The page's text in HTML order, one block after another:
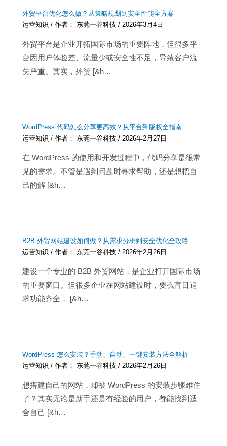
外贸平台优化怎么做？从策略规划到安全性能全方案
运营知识 / 作者： 东莞一谷科技/2026年3月4日
外贸平台是企业开拓国际市场的重要阵地，但很多平
台因用户体验差、流量少或安全性不足，导致客户流
失严重。其实，外贸 [&h…
WordPress 代码怎么分享更高效？从平台到版权全指南
运营知识 / 作者： 东莞一谷科技/2026年2月27日
在 WordPress 的使用和开发过程中，代码分享是很常
见的需求。不管是遇到问题时寻求帮助，还是想把自
己的解 [&h…
B2B 外贸网站建设如何做？从需求分析到安全优化全攻略
运营知识 / 作者： 东莞一谷科技/2026年2月26日
建设一个专业的 B2B 外贸网站，是企业打开国际市场
的重要窗口。但很多企业在网站建设时，要么盲目追
求功能齐全， [&h…
WordPress 怎么安装？手动、自动、一键安装方法全解析
运营知识 / 作者： 东莞一谷科技/ 2026年2月26日
想搭建自己的网站，却被 WordPress 的安装步骤难住
了？其实无论是新手还是有经验的用户，都能找到适
合自己 [&h…